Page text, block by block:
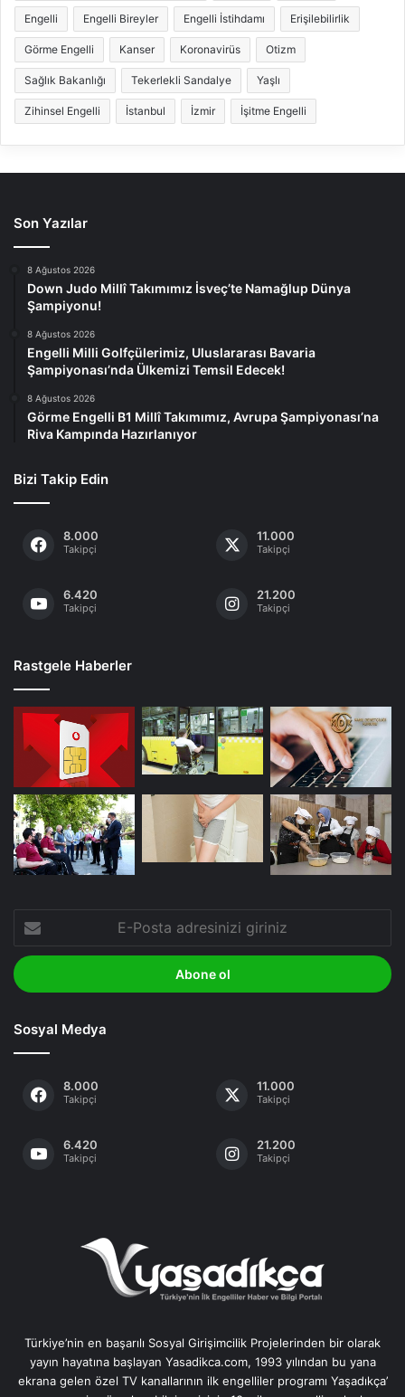
Engelli Engelli Bireyler Engelli İstihdamı Erişilebilirlik
Görme Engelli Kanser Koronavirüs Otizm
Sağlık Bakanlığı Tekerlekli Sandalye Yaşlı
Zihinsel Engelli İstanbul İzmir İşitme Engelli
Son Yazılar
8 Ağustos 2026
Down Judo Millî Takımımız İsveç’te Namağlup Dünya
Şampiyonu!
8 Ağustos 2026
Engelli Milli Golfçülerimiz, Uluslararası Bavaria
Şampiyonası’nda Ülkemizi Temsil Edecek!
8 Ağustos 2026
Görme Engelli B1 Millî Takımımız, Avrupa Şampiyonası’na
Riva Kampında Hazırlanıyor
Bizi Takip Edin
8.000
Takipçi
11.000
Takipçi
6.420
Takipçi
21.200
Takipçi
Rastgele Haberler
E-
Posta
adresinizi
giriniz
Sosyal Medya
8.000
Takipçi
11.000
Takipçi
6.420
Takipçi
21.200
Takipçi
Türkiye’nin en başarılı Sosyal Girişimcilik Projelerinden bir olarak
yayın hayatına başlayan Yasadikca.com, 1993 yılından bu yana
ekrana gelen özel TV kanallarının ilk engelliler programı Yaşadıkça’